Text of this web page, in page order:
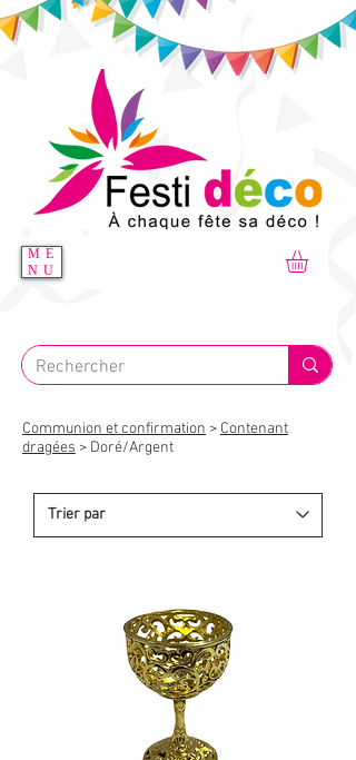
ME
NU
Communion et confirmation > Contenant
dragées > Doré/Argent